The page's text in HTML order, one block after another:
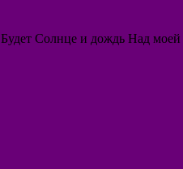
Солнце и дождь Над